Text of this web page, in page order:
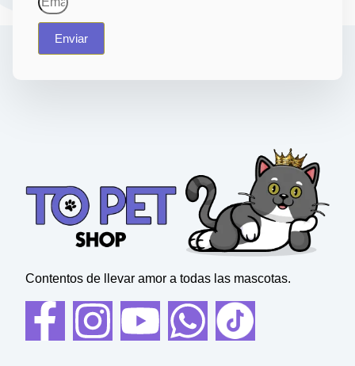
Enviar
Contentos de llevar amor a todas las mascotas.